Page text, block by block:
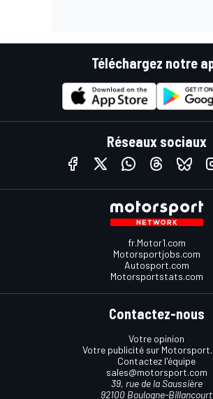
Téléchargez notre
Réseaux sociaux
fr.Motor1.com
Motorsportjobs.com
Autosport.com
Motorsportstats.com
Contactez-nous
Votre opinion
Votre publicité sur
Contactez l'équipe
sales@motorsport.com
39, rue de la Saussière
92100 Boulogne-Billancourt